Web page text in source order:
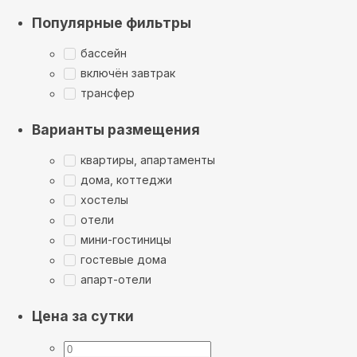
Популярные фильтры
бассейн
включён завтрак
трансфер
Варианты размещения
квартиры, апартаменты
дома, коттеджи
хостелы
отели
мини-гостиницы
гостевые дома
апарт-отели
Цена за сутки